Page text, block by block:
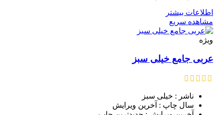
اطلاعات بیشتر
مشاهده سریع
ویژه
عربی جامع خیلی سبز
ناشر : خیلی سبز
سال چاپ : آخرین ویرایش